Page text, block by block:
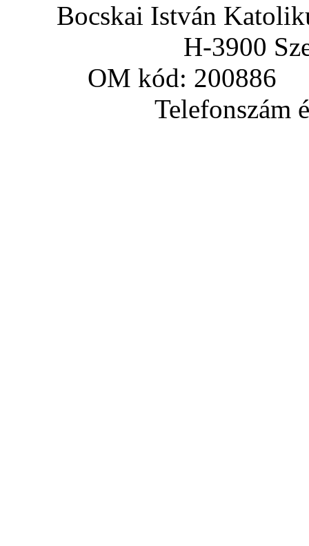
Bocskai István
H-3900
OM kód: 200886
Telefonszám